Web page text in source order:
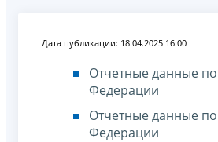
Дата публикации: 18.04.2025 16:00
Отчетные данные
Федерации
Отчетные данные
Федерации